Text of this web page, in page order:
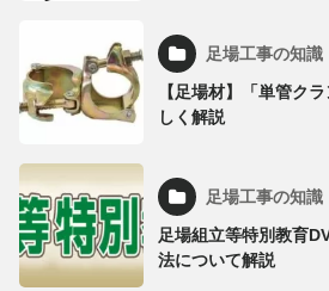
足場工事の知識
【足場材】「単管ク
しく解説
足場工事の知識
足場組立等特別教育
法について解説